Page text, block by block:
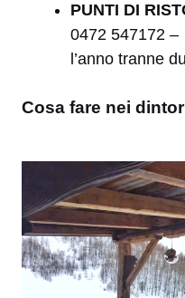
PUNTI DI
0472 547172
l’anno tranne
Cosa fare nei